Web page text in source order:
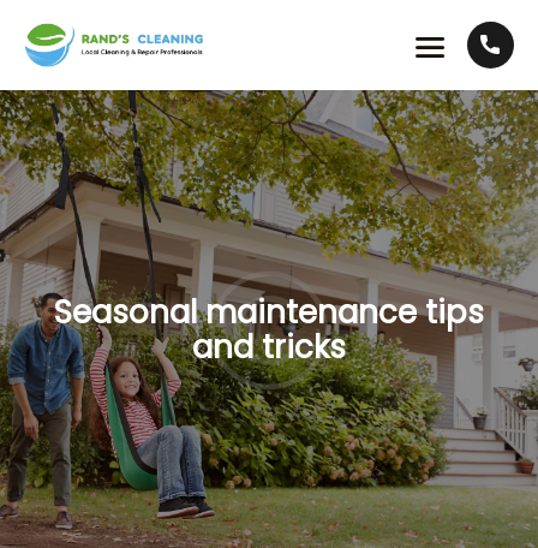
Seasonal maintenance tips
and tricks